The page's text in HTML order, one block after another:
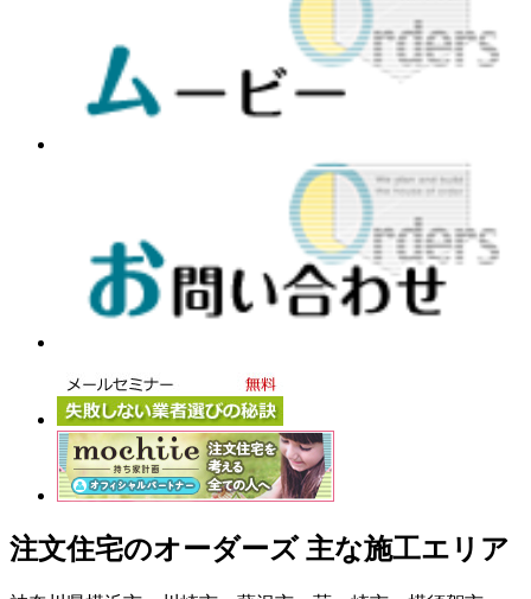
注文住宅のオーダーズ 主な施工エリア